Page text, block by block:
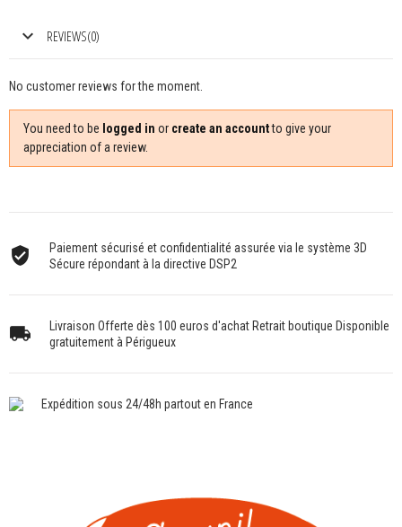
REVIEWS(0)
No customer reviews for the moment.
You need to be logged in or create an accountto give your
appreciation of a review.
Paiement sécurisé et confidentialité assurée via le système 3D
Sécure répondant à la directive DSP2
Livraison Offerte dès 100 euros d'achat Retrait boutique Disponible
gratuitement à Périgueux
Expédition sous 24/48h partout en France